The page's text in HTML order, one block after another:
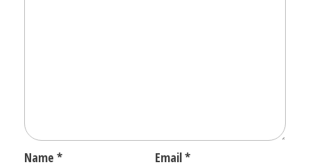
Name * Email*